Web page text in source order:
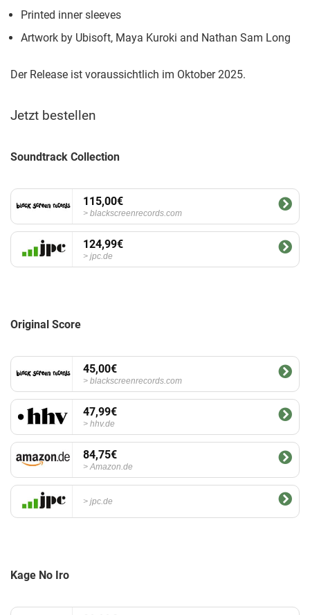
Printed inner sleeves
Artwork by Ubisoft, Maya Kuroki and Nathan Sam Long
Der Release ist voraussichtlich im Oktober 2025.
Jetzt bestellen
Soundtrack Collection
115,00€
blackscreenrecords.com
124,99€
jpc.de
Original Score
45,00€
blackscreenrecords.com
47,99€
hhv.de
84,75€
Amazon.de
jpc.de
Kage No Iro